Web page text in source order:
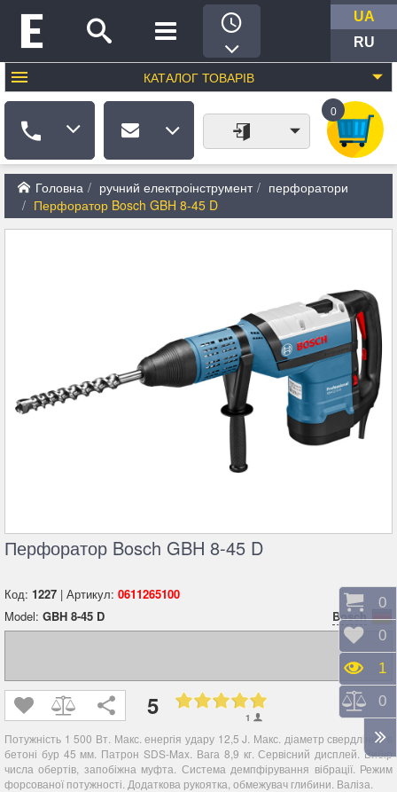
UA
RU
КАТАЛОГ ТОВАРІВ
0
Головна ручний електроінструмент
перфоратори
Перфоратор Bosch GBH 8-45 D
Перфоратор Bosch GBH 8-45 D
Код: 1227 | Артикул: 0611265100
Model: GBH 8-45 D Bosch
5 1
Потужність 1 500 Вт. Макс. енергія удару 12,5 J. Макс. діаметр свердління в
бетоні бур 45 мм. Патрон SDS-Max. Вага 8,9 кг. Сервісний дисплей. Вибір
числа обертів, запобіжна муфта. Система демпфірування вібрації. Режим
форсованої потужності. Додаткова рукоятка, обмежувач глибини. Валіза.
0
0
1
0